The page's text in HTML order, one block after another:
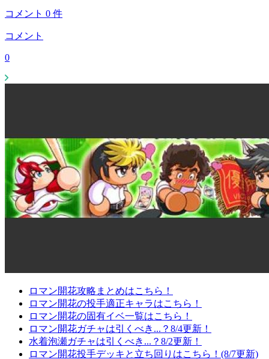
コメント 0 件
コメント
0
ロマン開花攻略まとめはこちら！
ロマン開花の投手適正キャラはこちら！
ロマン開花の固有イベ一覧はこちら！
ロマン開花ガチャは引くべき...？8/4更新！
水着泡瀬ガチャは引くべき...？8/2更新！
ロマン開花投手デッキと立ち回りはこちら！(8/7更新)